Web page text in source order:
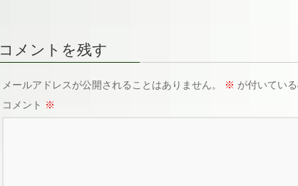
コメントを残す
メールアドレスが公開されることはありません。 ※ が付いてい
コメント ※